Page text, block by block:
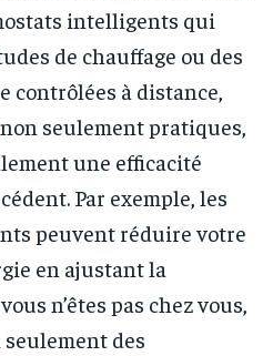
intelligents qui
de chauffage ou des
à distance,
seulement pratiques,
une efficacité
Par exemple, les
peuvent réduire votre
en ajustant la
n’êtes pas chez vous,
des